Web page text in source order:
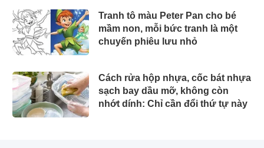
Tranh tô màu Peter Pan cho bé
mầm non, mỗi bức tranh là một
chuyến phiêu lưu nhỏ
Cách rửa hộp nhựa, cốc bát nhựa
sạch bay dầu mỡ, không còn
nhớt dính: Chỉ cần đổi thứ tự này